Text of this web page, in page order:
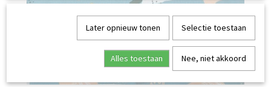
Later opnieuw tonen Selectie toestaan
Alles toestaan Nee, niet akkoord